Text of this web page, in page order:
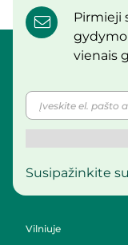
Pirmieji
vienais
Susipažinkite
Vilniuje